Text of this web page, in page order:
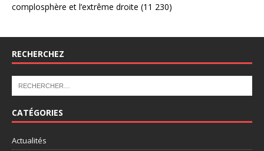
complosphère et l’extrême droite (11 230)
RECHERCHEZ
CATÉGORIES
Actualités